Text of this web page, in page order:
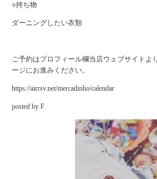
○持ち物
ダーニングしたい衣類
ご予約はプロフィール欄当店ウェブサイトよ
ージにお進みください。
https://airrsv.net/mercadinho/calendar
posted by F